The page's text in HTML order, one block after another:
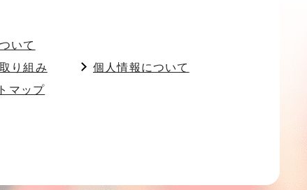
いて
り組み
個人情報について
マップ